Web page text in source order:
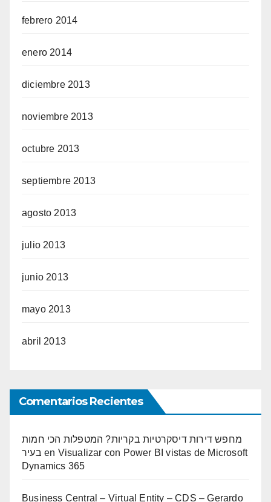
febrero 2014
enero 2014
diciembre 2013
noviembre 2013
octubre 2013
septiembre 2013
agosto 2013
julio 2013
junio 2013
mayo 2013
abril 2013
Comentarios Recientes
מחפש דירות דיסקרטיות בקריות? המטפלות הכי חמות
בעיר en Visualizar con Power BI vistas de Microsoft
Dynamics 365
Business Central – Virtual Entity – CDS – Gerardo